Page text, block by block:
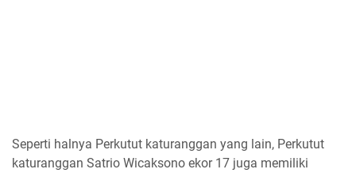
Seperti halnya Perkutut katuranggan yang lain, Perkutut
katuranggan Satrio Wicaksono ekor 17 juga memiliki